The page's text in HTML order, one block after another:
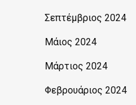
Σεπτέμβριος 2024
Μάιος 2024
Μάρτιος 2024
Φεβρουάριος 2024